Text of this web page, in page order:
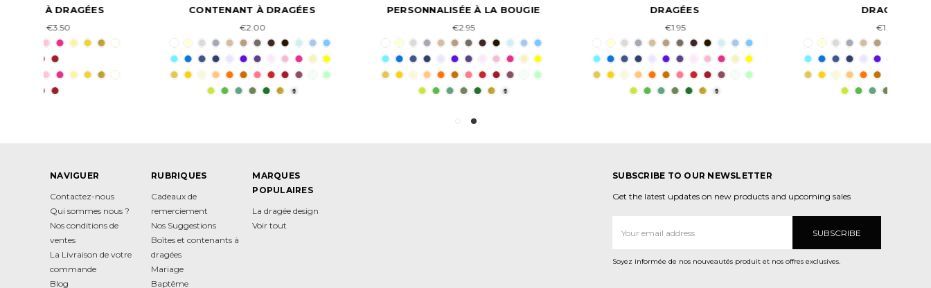
CONTENANT À DRAGÉES
PERSONNALISÉE À LA BOUGIE
NAVIGUER
Contactez-nous
Qui sommes nous ?
Nos conditions de
ventes
La Livraison de votre
commande
Blog
RUBRIQUES
Cadeaux de
remerciement
Nos Suggestions
Boîtes et contenants à
dragées
Mariage
Baptême
MARQUES
POPULAIRES
La dragée design
Voir tout
SUBSCRIBE TO OUR NEWSLETTER
Get the latest updates on new products and upcoming sales
Soyez informée de nos nouveautés produit et nos offres exclusives.